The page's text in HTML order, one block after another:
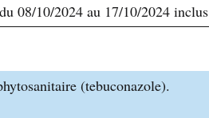
du 08/10/2024 au 17/10/2024 inclus
(tebuconazole).